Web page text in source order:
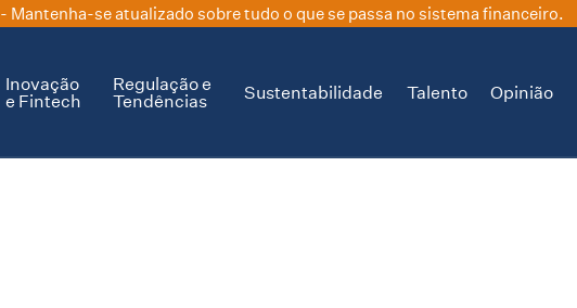
- Mantenha-se atualizado sobre tudo o que se passa no sistema financeiro.
Inovação
e Fintech
Regulação e
Tendências
Sustentabilidade Talento Opinião